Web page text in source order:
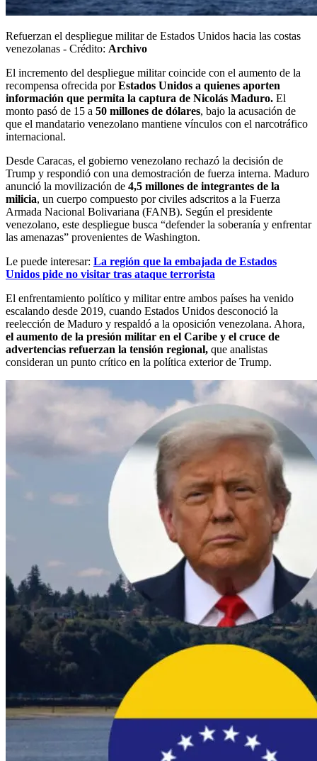
Refuerzan el despliegue militar de Estados Unidos hacia las costas
venezolanas - Crédito: Archivo
El incremento del despliegue militar coincide con el aumento de la
recompensa ofrecida porEstados Unidos a quienes aporten
información que permita la captura de Nicolás Maduro. El
monto pasó de 15 a 50 millones de dólares, bajo la acusación de
que el mandatario venezolano mantiene vínculos con el narcotráfico
internacional.
Desde Caracas, el gobierno venezolano rechazó la decisión de
Trump y respondió con una demostración de fuerza interna. Maduro
anunció la movilización de 4,5 millones de integrantes de la
milicia, un cuerpo compuesto por civiles adscritos a la Fuerza
Armada Nacional Bolivariana (FANB). Según el presidente
venezolano, este despliegue busca “defender la soberanía y enfrentar
las amenazas” provenientes de Washington.
Le puede interesar: La región que la embajada de Estados
Unidos pide no visitar tras ataque terrorista
El enfrentamiento político y militar entre ambos países ha venido
escalando desde 2019, cuando Estados Unidos desconoció la
reelección de Maduro y respaldó a la oposición venezolana. Ahora,
el aumento de la presión militar en el Caribe y el cruce de
advertencias refuerzan la tensión regional, que analistas
consideran un punto crítico en la política exterior de Trump.